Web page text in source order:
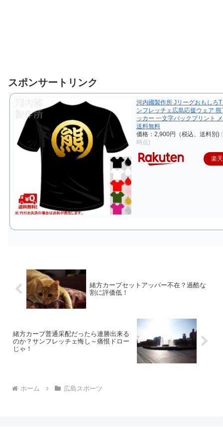
スポンサートリンク
河内國製作所 Jリーグおもしろ
ンフレッチェ広島応援ウェア
ッカー 一文字バックプリント
送料無料
価格：2,900円（税込、送料別)
時点)
楽
緒方カープセットアッパー不在？過酷な
割に評価低！
緒方カープ普通采配だったら連勝出来る
のか？サンフレッチェ悔し～痛恨ドロー
じゃ！
ホーム 広島スポーツ